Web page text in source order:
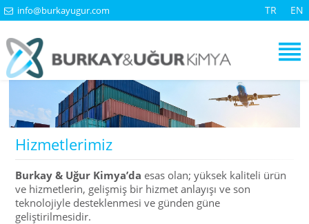
info@burkayugur.com TR EN
Hizmetlerimiz
Burkay & Uğur Kimya’da esas olan; yüksek kaliteli ürün
ve hizmetlerin, gelişmiş bir hizmet anlayışı ve son
teknolojiyle desteklenmesi ve günden güne
geliştirilmesidir.